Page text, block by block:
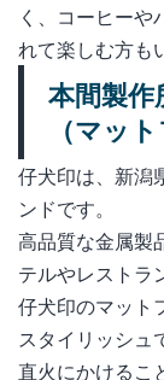
く、コーヒーや
れて楽しむ方も
本間製作
（マッ
仔犬印は、新潟
ンドです。
高品質な金属製
テルやレストラ
仔犬印のマット
スタイリッシュ
直火にかけるこ